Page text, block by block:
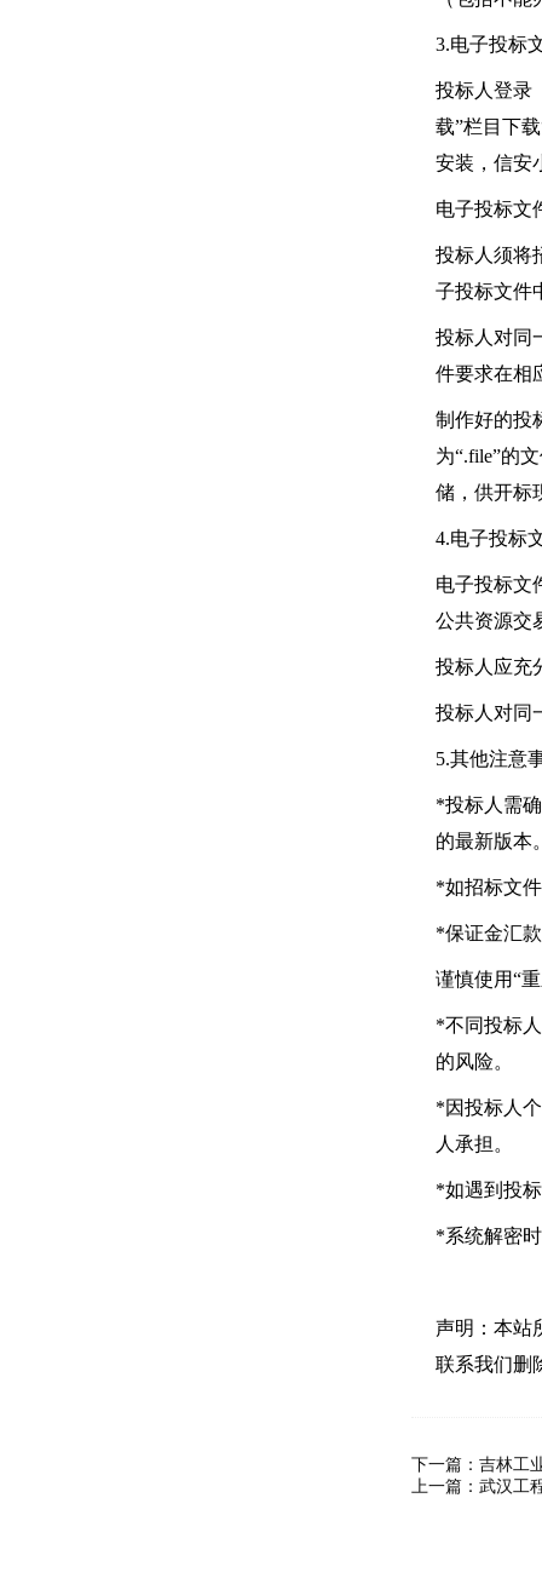
3.电子投标
投标人登录
载”栏目下
安装，信安
电子投标文
投标人须将
子投标文件
投标人对同
件要求在相
制作好的投
为“.file”的
储，供开标
4.电子投标
电子投标文
公共资源交
投标人应充
投标人对同
5.其他注意
*投标人需
的最新版本
*如招标文
*保证金汇
谨慎使用“
*不同投标
的风险。
*因投标人
人承担。
*如遇到投
*系统解密
声明：本站
联系我们删
下一篇： 吉林工
上一篇： 武汉工